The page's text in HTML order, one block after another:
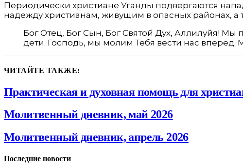
Периодически христиане Уганды подвергаются
надежду христианам, живущим в опасных районах, а
Бог Отец, Бог Сын, Бог Святой Дух, Аллилуйя!
дети. Господь, мы молим Тебя вести нас
ЧИТАЙТЕ ТАКЖЕ:
Практическая и духовная помощь для
Молитвенный дневник, май 2026
Молитвенный дневник, апрель 2026
Последние новости